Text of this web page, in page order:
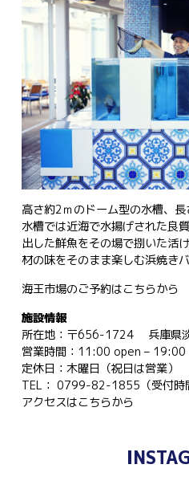
高さ約2ｍのドーム型の水槽、
水槽では近海で水揚げされた良
出した鮮魚をその場で捌いた活
材の味をそのまま楽しむ浜焼き
海王市場のご予約はこちらから
施設情報
所在地：〒656-1724 兵庫県
営業時間：11:00 open –
定休日：木曜日（祝日は営業）
TEL： 0799-82-1855（受付時
アクセスはこちらから